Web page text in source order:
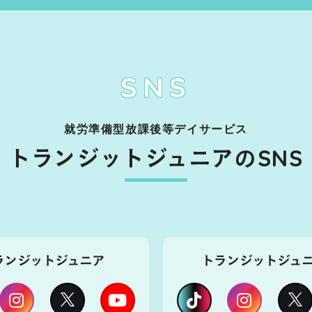
SNS
就労準備型放課後等デイサービス
トランジット ジュニアのSNS
ンジットジュニア トランジットジュ